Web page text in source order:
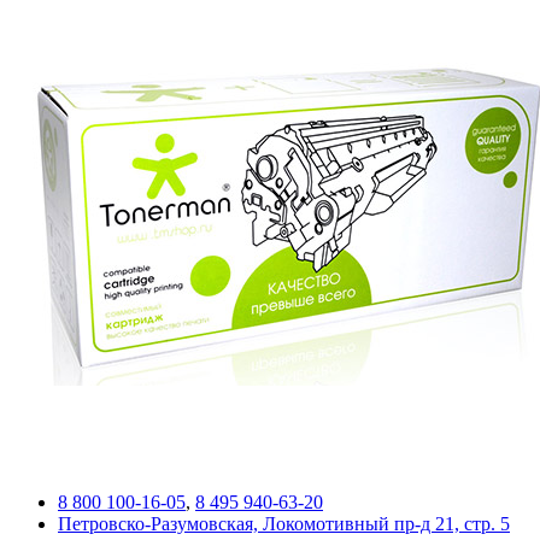
8 800 100-16-05, 8 495 940-63-20
Петровско-Разумовская, Локомотивный пр-д 21, стр. 5